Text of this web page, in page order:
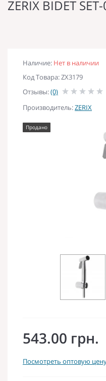
ZERIX BIDET
Наличие: Нет в наличии
Код Товара: ZX3179
Отзывы:(0)
Производитель:ZERIX
Продано
543.00 грн.
Посмотреть оптовую